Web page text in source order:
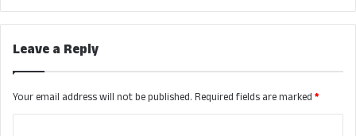
Leave a Reply
Your email address will not be published. Required fields are marked *